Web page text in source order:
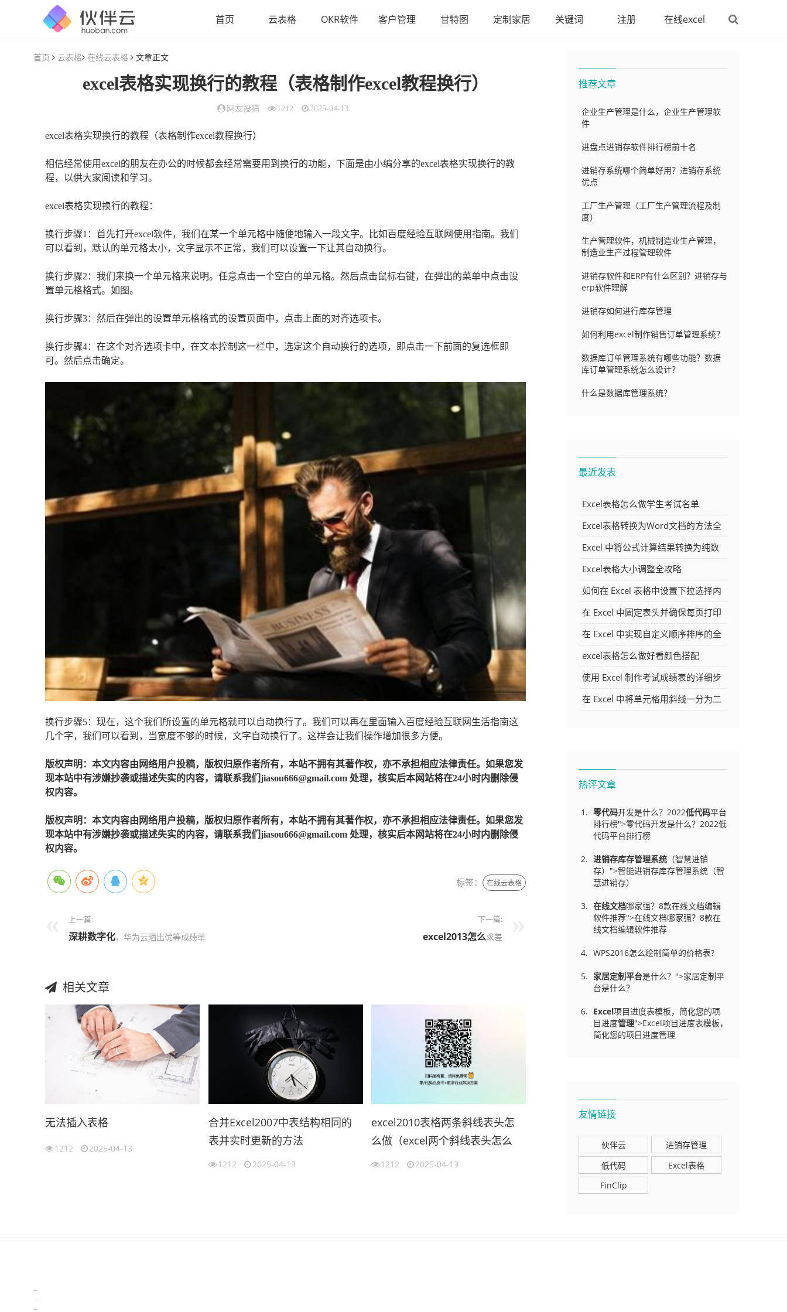
首页 云表格 OKR软件 客户管理 甘特图 定制家居 关键词 注册 在线excel
首页 云表格 在线云表格 文章正文
excel表格实现换行的教程（表格制作excel教程换行）
网友投稿 1212 2025-04-13
excel表格实现换行的教程（表格制作excel教程换行）
相信经常使用excel的朋友在办公的时候都会经常需要用到换行的功能，下面是由小编分享的excel表格实现换行的教
程，以供大家阅读和学习。
excel表格实现换行的教程：
换行步骤1：首先打开excel软件，我们在某一个单元格中随便地输入一段文字。比如百度经验互联网使用指南。我们
可以看到，默认的单元格太小，文字显示不正常，我们可以设置一下让其自动换行。
换行步骤2：我们来换一个单元格来说明。任意点击一个空白的单元格。然后点击鼠标右键，在弹出的菜单中点击设
置单元格格式。如图。
换行步骤3：然后在弹出的设置单元格格式的设置页面中，点击上面的对齐选项卡。
换行步骤4：在这个对齐选项卡中，在文本控制这一栏中，选定这个自动换行的选项，即点击一下前面的复选框即
可。然后点击确定。
换行步骤5：现在，这个我们所设置的单元格就可以自动换行了。我们可以再在里面输入百度经验互联网生活指南这
几个字，我们可以看到，当宽度不够的时候，文字自动换行了。这样会让我们操作增加很多方便。
版权声明：本文内容由网络用户投稿，版权归原作者所有，本站不拥有其著作权，亦不承担相应法律责任。如果您发
现本站中有涉嫌抄袭或描述失实的内容，请联系我们jiasou666@gmail.com 处理，核实后本网站将在24小时内删除侵
权内容。
版权声明：本文内容由网络用户投稿，版权归原作者所有，本站不拥有其著作权，亦不承担相应法律责任。如果您发
现本站中有涉嫌抄袭或描述失实的内容，请联系我们jiasou666@gmail.com 处理，核实后本网站将在24小时内删除侵
权内容。
标签： 在线云表格
上一篇:
深耕数字化，华为云晒出优等成绩单
下一篇:
excel2013怎么求差
相关文章
无法插入表格
1212 2025-04-13
合并Excel2007中表结构相同的
表并实时更新的方法
（2007excel合并工作表）
1212 2025-04-13
excel2010表格两条斜线表头怎
么做（excel两个斜线表头怎么
做）
1212 2025-04-13
推荐文章
企业生产管理是什么，企业生产管理软
件
进盘点进销存软件排行榜前十名
进销存系统哪个简单好用？进销存系统
优点
工厂生产管理（工厂生产管理流程及制
度）
生产管理软件，机械制造业生产管理，
制造业生产过程管理软件
进销存软件和ERP有什么区别？进销存与
erp软件理解
进销存如何进行库存管理
如何利用excel制作销售订单管理系统？
数据库订单管理系统有哪些功能？数据
库订单管理系统怎么设计？
什么是数据库管理系统？
最近发表
Excel表格怎么做学生考试名单
Excel表格转换为Word文档的方法全
解析
Excel 中将公式计算结果转换为纯数
字的多种方法
Excel表格大小调整全攻略
如何在 Excel 表格中设置下拉选择内
容
在 Excel 中固定表头并确保每页打印
时都显示表头的方法详解
在 Excel 中实现自定义顺序排序的全
面指南
excel表格怎么做好看颜色搭配
使用 Excel 制作考试成绩表的详细步
骤及技巧
在 Excel 中将单元格用斜线一分为二
热评文章
零代码开发是什么？2022低代码平台
排行榜">零代码开发是什么？2022低
代码平台排行榜
进销存库存管理系统 （智慧进销
存）">智能进销存库存管理系统（智
慧进销存）
在线文档哪家强？8款在线文档编辑
软件推荐">在线文档哪家强？8款在
线文档编辑软件推荐
WPS2016怎么绘制简单的价格表?
家居定制平台是什么？">家居定制平
台是什么？
Excel项目进度表模板，简化您的项
目进度管理">Excel项目进度表模板，
简化您的项目进度管理
友情链接
伙伴云
进销存管理
低代码
Excel表格
FinClip